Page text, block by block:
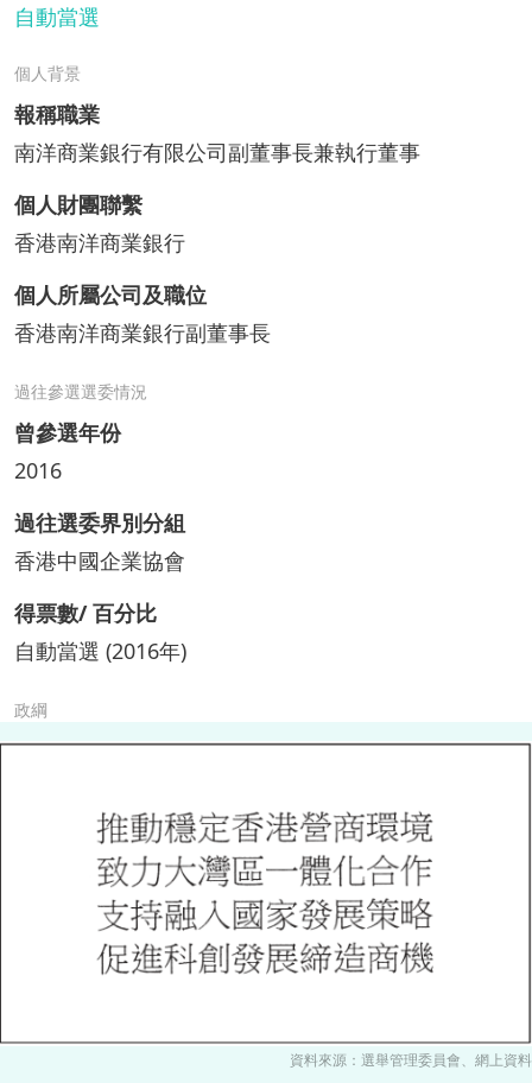
自動當選
個人背景
報稱職業
南洋商業銀行有限公司副董事長兼執行董事
個人財團聯繫
香港南洋商業銀行
個人所屬公司及職位
香港南洋商業銀行副董事長
過往參選選委情況
曾參選年份
2016
過往選委界別分組
香港中國企業協會
得票數/ 百分比
自動當選 (2016年)
政綱
資料來源：選舉管理委員會、網上資料